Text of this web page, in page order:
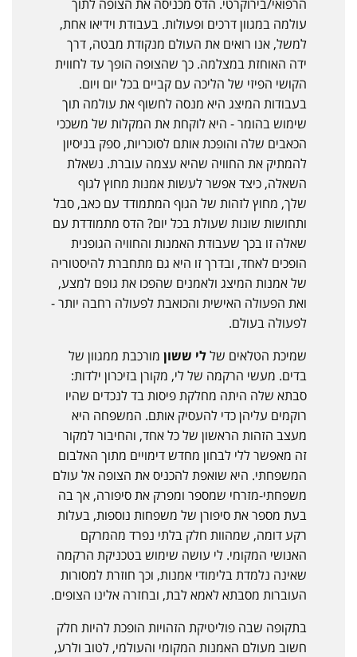
הרפואי/בירוקרטי. הדס מכניסה את הצופה לתוך
עולמה במגוון דרכים ופעולות. בעבודת וידיאו אחת,
למשל, אנו רואים את העולם מנקודת מבטה, דרך
ידה האוחזת במצלמה. כך שהצופה הופך עד לחווית
הקושי הפיזי של הליכה עם קביים בכל יום ויום.
בעבודות המיצג היא מנסה לחשוף את עולמה תוך
שימוש בהומר - היא לוקחת את המקלות של משככי
הכאבים שלה והופכת אותם לסוכריות, ספק בניסיון
להמתיק את החוויה שהיא עצמה עוברת. נשאלת
השאלה, כיצד אפשר לעשות אמנות מחוץ לגוף
שלך, מחוץ לזהות של הגוף המתמודד עם כאב, סבל
ותחושות שונות שעולת בכל יום? הדס מתמודדת עם
שאלה זו בכך שעבודת האמנות והחוויה הגופנית
הופכים לאחד, ובדרך זו היא גם מתחברת להיסטוריה
של אמנות המיצג ולאמנים שהפכו את גופם למצע,
ואת הפעולה האישית והכואבת לפעולה רחבה יותר -
לפעולה בעולם.
שמיכת הטלאים שללי ששון מורכבת ממגוון של
בדים. מעשי הרקמה של לי, מקורן בזיכרון ילדות:
סבתא שלה היתה מחלקת פיסות בד לנכדים שהיו
רוקמים עליהן כדי להעסיק אותם. המשפחה היא
מעצב הזהות הראשון של כל אחד, והחיבור למקור
זה מאפשר ללי לבחון מחדש דימויים מתוך האלבום
המשפחתי. היא שואפת להכניס את הצופה אל עולם
משפחתי-מזרחי שמספר ומפרק את סיפורה, אך בה
בעת מספר את סיפורן של משפחות נוספות, בעלות
רקע דומה, שמהוות חלק בלתי נפרד מהמרקם
האנושי המקומי. לי עושה שימוש בטכניקת הרקמה
שאינה נלמדת בלימודי אמנות, וכך חוזרת למסורות
העוברות מסבתא לאמא לבת, ובחזרה אלינו הצופים.
בתקופה שבה פוליטיקת הזהויות הופכת להיות חלק
חשוב מעולם האמנות המקומי והעולמי, לטוב ולרע,